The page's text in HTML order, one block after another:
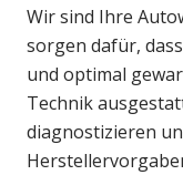
Wir sind Ihre
sorgen dafür,
und optimal
Technik
diagnostizieren